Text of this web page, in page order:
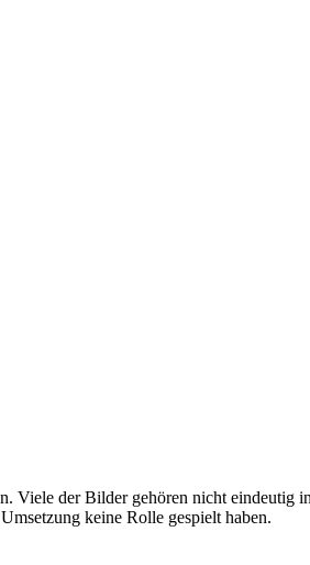
der Bilder gehören nicht eindeutig
keine Rolle gespielt haben.